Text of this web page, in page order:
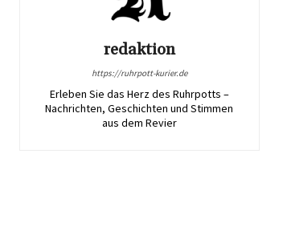
redaktion
https://ruhrpott-kurier.de
Erleben Sie das Herz des Ruhrpotts –
Nachrichten, Geschichten und Stimmen
aus dem Revier